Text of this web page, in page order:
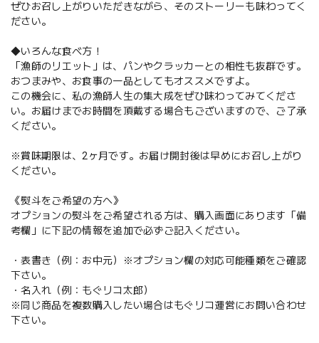
ぜひお召し上がりいただきながら、そのストーリーも味わってく
ださい。
◆いろんな食べ方！
「漁師のリエット」は、パンやクラッカーとの相性も抜群です。
おつまみや、お食事の一品としてもオススメですよ。
この機会に、私の漁師人生の集大成をぜひ味わってみてくださ
い。お届けまでお時間を頂戴する場合もございますので、ご了承
ください。
※賞味期限は、2ヶ月です。お届け開封後は早めにお召し上がり
ください。
《熨斗をご希望の方へ》
オプションの熨斗をご希望される方は、購入画面にあります「備
考欄」に下記の情報を追加で必ずご記入ください。
・表書き（例：お中元）※オプション欄の対応可能種類をご確認
下さい。
・名入れ（例：もぐリコ太郎）
※同じ商品を複数購入したい場合はもぐリコ運営にお問い合わせ
下さい。